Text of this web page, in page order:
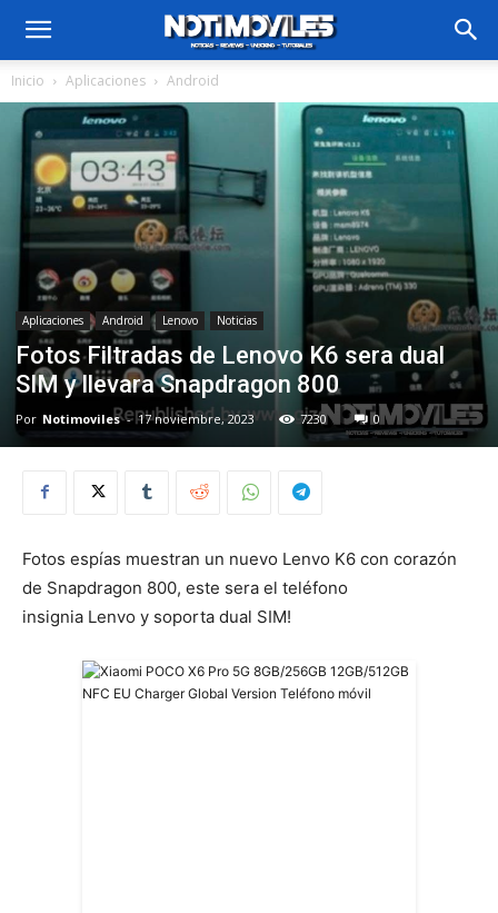
Inicio Aplicaciones Android
Aplicaciones Android Lenovo Noticias
Fotos Filtradas de Lenovo K6 sera dual
SIM y llevara Snapdragon 800
Por Notimoviles - 17 noviembre, 2023 7230 0
Fotos espías muestran un nuevo Lenvo K6 con corazón
de Snapdragon 800, este sera el teléfono
insignia Lenvo y soporta dual SIM!